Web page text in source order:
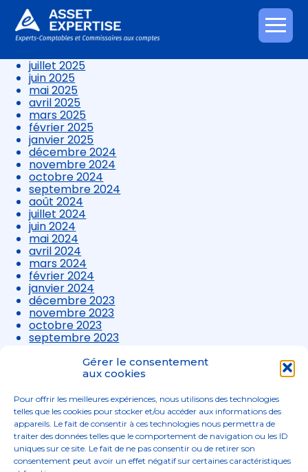
Gérer le consentement
aux cookies
Pour offrir les meilleures expériences, nous utilisons des technologies
telles que les cookies pour stocker et/ou accéder aux informations des
appareils. Le fait de consentir à ces technologies nous permettra de
traiter des données telles que le comportement de navigation ou les ID
uniques sur ce site. Le fait de ne pas consentir ou de retirer son
consentement peut avoir un effet négatif sur certaines caractéristiques
Aller
au
novembre 2025
octobre 2025
septembre 2025
juillet 2025
juin 2025
mai 2025
avril 2025
mars 2025
février 2025
janvier 2025
décembre 2024
novembre 2024
octobre 2024
septembre 2024
août 2024
juillet 2024
juin 2024
mai 2024
avril 2024
mars 2024
février 2024
janvier 2024
décembre 2023
novembre 2023
octobre 2023
septembre 2023
août 2023
juillet 2023
avril 2023
mars 2023